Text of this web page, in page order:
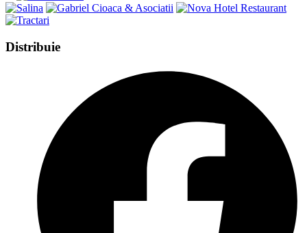
DistribuieShare
window